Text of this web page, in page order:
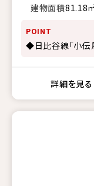
建物面積81.18
POINT
◆日比谷線「小伝
詳細を見る